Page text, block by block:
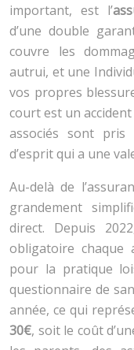
important, est l’
d’une double
couvre les
autrui, et une
vos propres
court est un
associés sont pris
d’esprit qui a une
Au-delà de
grandement
direct. Depuis
obligatoire chaque
pour la pratique
questionnaire de
année, ce qui
30€, soit le coût